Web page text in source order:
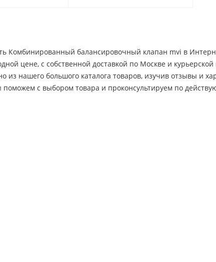
Комбинированный балансировочный клапан mvi в
цене, c собственной доставкой по Москве и
из нашего большого каталога товаров, изучив отзывы и
с выбором товара и проконсультируем по